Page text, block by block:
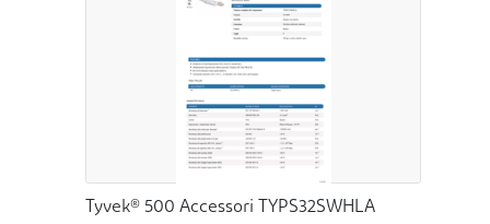
Tyvek® 500 Accessori TYPS32SWHLA